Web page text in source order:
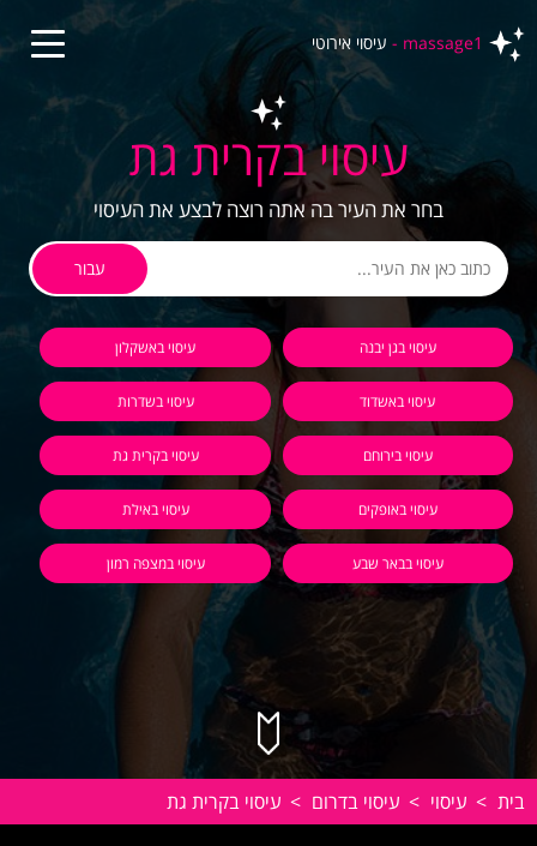
massage1 - עיסוי אירוטי
עיסוי בקרית גת
בחר את העיר בה אתה רוצה לבצע את העיסוי
עבור
עיסוי בגן יבנה עיסוי באשקלון
עיסוי באשדוד עיסוי בשדרות
עיסוי בירוחם עיסוי בקרית גת
עיסוי באופקים עיסוי באילת
עיסוי בבאר שבע עיסוי במצפה רמון
בית > עיסוי > עיסוי בדרום > עיסוי בקרית גת